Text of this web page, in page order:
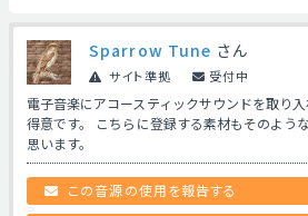
Sparrow Tune さん
サイト準拠 受付中
電子音楽にアコースティックサウンドを取り
得意です。 こちらに登録する素材もそのよう
思います。
この音源の使用を報告する